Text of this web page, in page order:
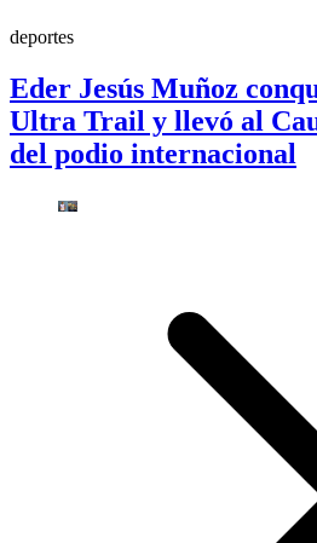
deportes
Eder Jesús Muñoz
Ultra Trail y llevó al
del podio internacional